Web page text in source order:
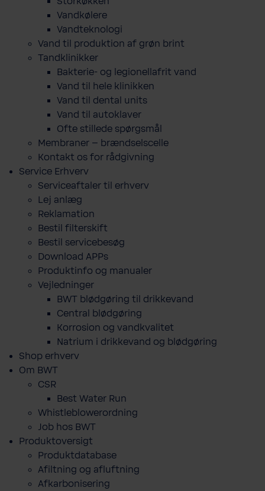
Vandkølere
Vandteknologi
Vand til produktion af grøn brint
Tandklinikker
Bakterie-​ og legio­nel­lafrit vand
Vand til hele klinikken
Vand til dental units
Vand til autoklaver
Ofte stillede spørgsmål
Membraner – brændselscelle
Kontakt os for rådgivning
Service Erhverv
Serviceaftaler til erhverv
Lej anlæg
Reklamation
Bestil filterskift
Bestil servicebesøg
Download APPs
Produktinfo og manualer
Vejledninger
BWT blødgøring til drikkevand
Central blødgøring
Korro­sion og vand­kva­litet
Natrium i drikkevand og blødgøring
Shop erhverv
Om BWT
CSR
Best Water Run
Whistleblowerordning
Job hos BWT
Produktoversigt
Produktdatabase
​Afiltning og afluftning
Afkarbonisering